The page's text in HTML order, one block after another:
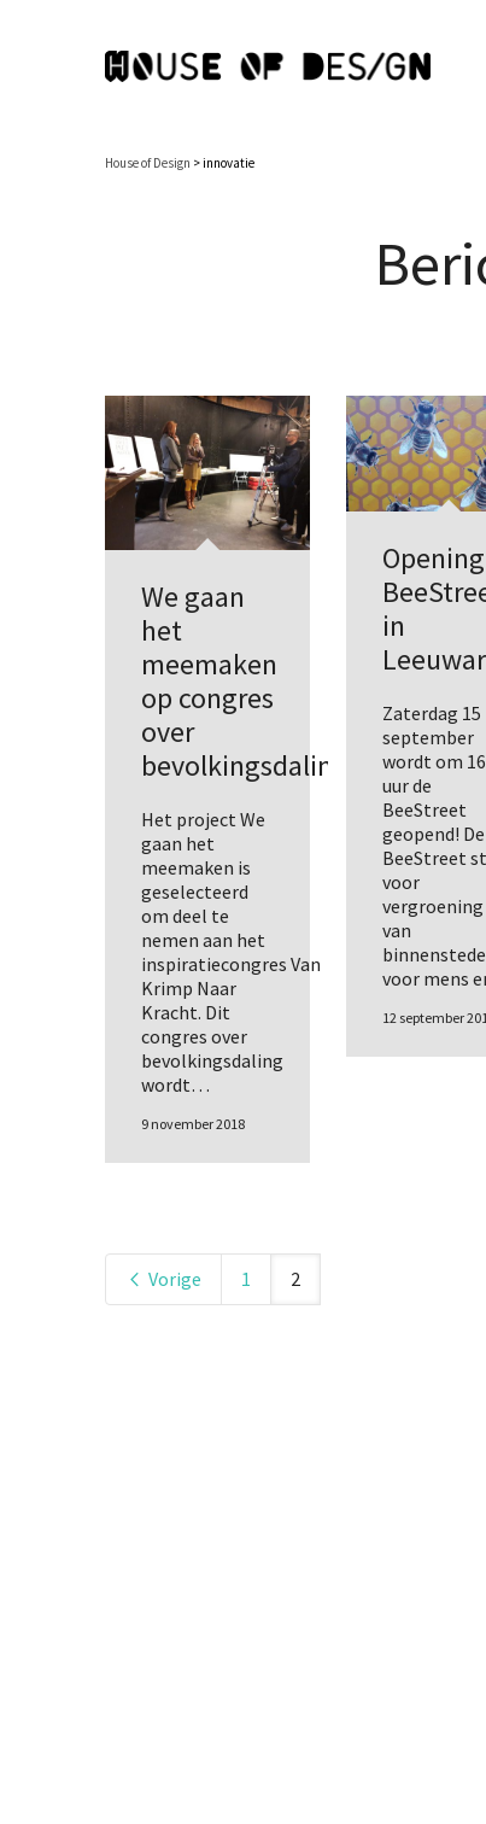
House of Design > innovatie
We gaan
het
meemaken
op congres
over
bevolkingsdaling
Het project We
gaan het
meemaken is
geselecteerd
om deel te
nemen aan het
inspiratiecongres Van
Krimp Naar
Kracht. Dit
congres over
bevolkingsdaling
wordt…
9 november 2018
Opening
in
Zaterdag 15
september
wordt om
uur de
BeeStreet
geopend! De
BeeStreet
voor
vergroening
van
voor mens
12 september
Vorige 1 2